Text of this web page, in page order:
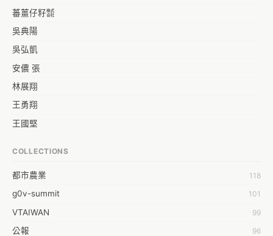
服業務量。不過在討論中，組長口頭表示 1999 的資料可以公開出來，
讓我個人有些興趣，希望協助研考會將 1999 的資料以 machine
readable 的方式開放出來供大眾使用。組長與兵役科的科長則希望役
男可以提出一份報告讓他們參考，我認為這是介紹 open data 概念，
蕃薑仔籽㍿
吳典陽
吳弘凱
安儂 張
林展翔
王勇翔
王國堅
蒼時弦也
袁乾鑫
陳泰澄
COLLECTIONS
都市農業 118
g0v-summit 101
VTAIWAN 99
公報 96